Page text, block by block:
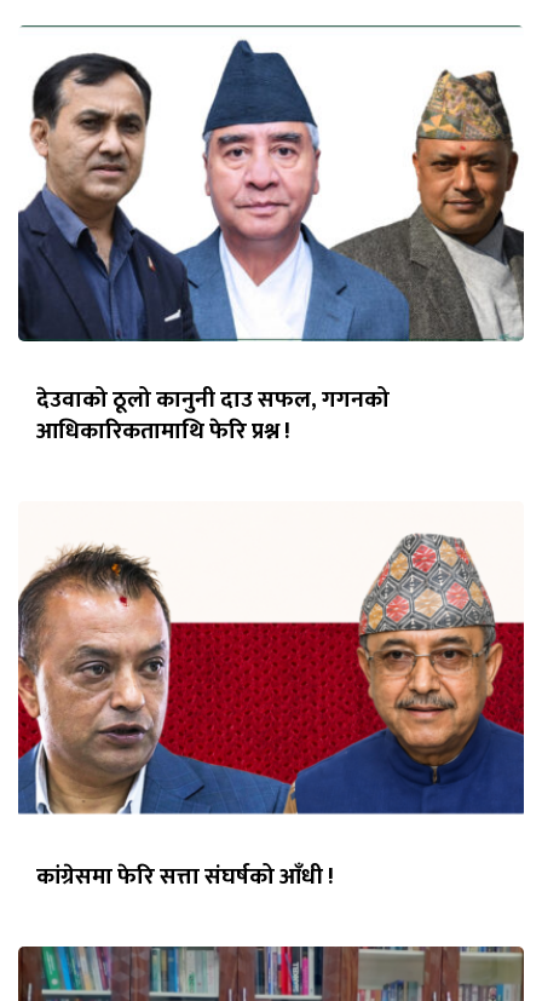
देउवाको ठूलो कानुनी दाउ सफल, गगनको
आधिकारिकतामाथि फेरि प्रश्न !
कांग्रेसमा फेरि सत्ता संघर्षको आँधी !